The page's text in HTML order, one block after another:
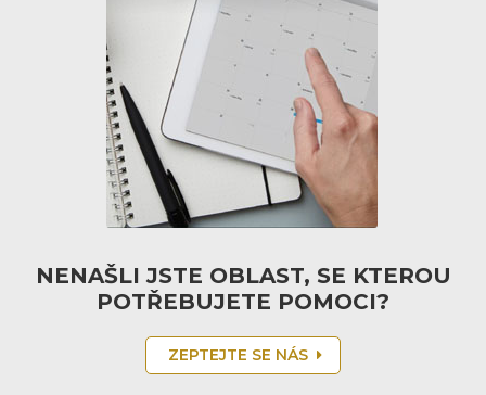
NENAŠLI JSTE OBLAST, SE KTEROU
POTŘEBUJETE POMOCI?
ZEPTEJTE SE NÁS